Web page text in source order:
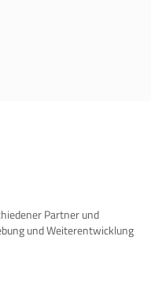
Partner und
und Weiterentwicklung